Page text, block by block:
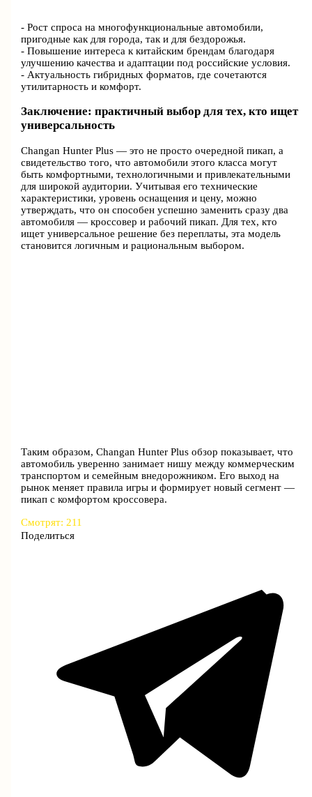
- Рост спроса на многофункциональные автомобили,
пригодные как для города, так и для бездорожья.
- Повышение интереса к китайским брендам благодаря
улучшению качества и адаптации под российские условия.
- Актуальность гибридных форматов, где сочетаются
утилитарность и комфорт.
Заключение: практичный выбор для тех, кто ищет
универсальность
Changan Hunter Plus — это не просто очередной пикап, а
свидетельство того, что автомобили этого класса могут
быть комфортными, технологичными и привлекательными
для широкой аудитории. Учитывая его технические
характеристики, уровень оснащения и цену, можно
утверждать, что он способен успешно заменить сразу два
автомобиля — кроссовер и рабочий пикап. Для тех, кто
ищет универсальное решение без переплаты, эта модель
становится логичным и рациональным выбором.
Таким образом, Changan Hunter Plus обзор показывает, что
автомобиль уверенно занимает нишу между коммерческим
транспортом и семейным внедорожником. Его выход на
рынок меняет правила игры и формирует новый сегмент —
пикап с комфортом кроссовера.
Смотрят: 211
Поделиться